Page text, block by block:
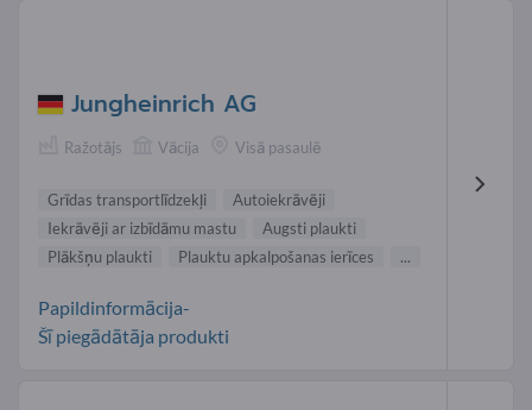
Jungheinrich AG
Ražotājs Vācija Visā pasaulē
Grīdas transportlīdzekļi
Autoiekrāvēji
Iekrāvēji ar izbīdāmu mastu
Augsti plaukti
Plākšņu plaukti
Plauktu apkalpošanas ierīces ...
Papildinformācija-
Šī piegādātāja produkti